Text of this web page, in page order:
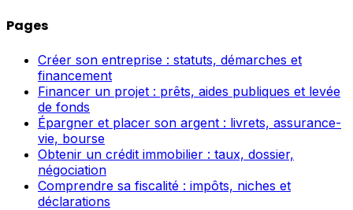
Pages
Créer son entreprise : statuts, démarches et
financement
Financer un projet : prêts, aides publiques et levée
de fonds
Épargner et placer son argent : livrets, assurance-
vie, bourse
Obtenir un crédit immobilier : taux, dossier,
négociation
Comprendre sa fiscalité : impôts, niches et
déclarations